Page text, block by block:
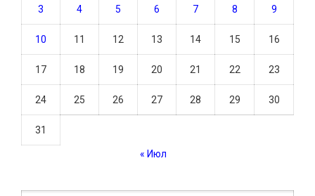
3 4 5 6 7 8 9
10 11 12 13 14 15 16
17 18 19 20 21 22 23
24 25 26 27 28 29 30
31
« Июл